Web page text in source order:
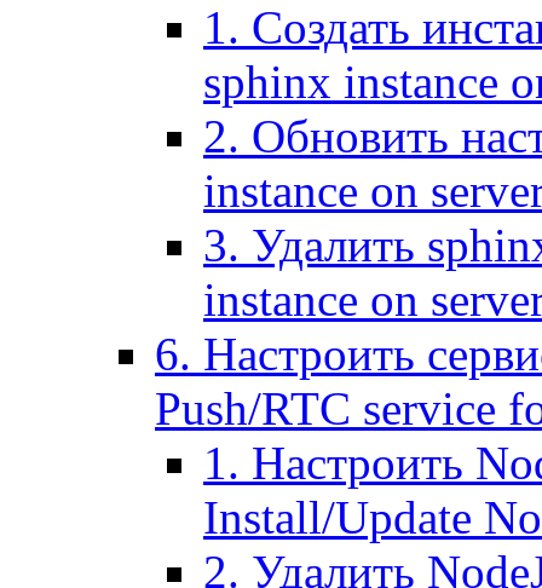
1. Создать
sphinx instance
2. Обновить
instance on
3. Удалить
instance on
6. Настроить
Push/RTC service
1. Настроить
Install/Update
2. Удалить